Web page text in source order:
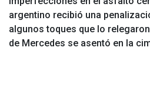
argentino recibió una
algunos toques que lo
de Mercedes se asentó en la